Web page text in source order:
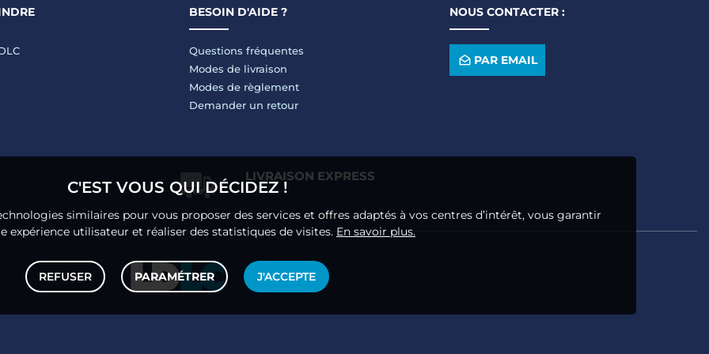
BESOIN D'AIDE ?
Questions fréquentes
Modes de livraison
Modes de règlement
Demander un retour
NOUS CONTACTER :
PAR EMAIL
LIVRAISON EXPRESS
C'EST VOUS QUI DÉCIDEZ !
similaires pour vous proposer des services et offres adaptés à vos centres d’intérêt, vous garantir
expérience utilisateur et réaliser des statistiques de visites. En savoir plus.
REFUSER PARAMÉTRER J'ACCEPTE